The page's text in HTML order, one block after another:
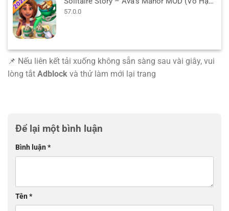
57.0.0
📌 Nếu liên kết tải xuống không sẵn sàng sau vài giây, vui
lòng tắt Adblock và thử làm mới lại trang
Để lại một bình luận
Bình luận*
Tên*